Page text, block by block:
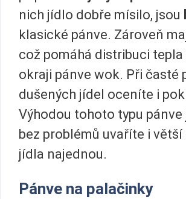
nich jídlo dobře mísilo, jsou
klasické pánve. Zároveň
což pomáhá distribuci tepla
okraji pánve wok. Při časté
dušených jídel oceníte i
Výhodou tohoto typu pánve
bez problémů uvaříte i
jídla najednou.
Pánve na palačinky